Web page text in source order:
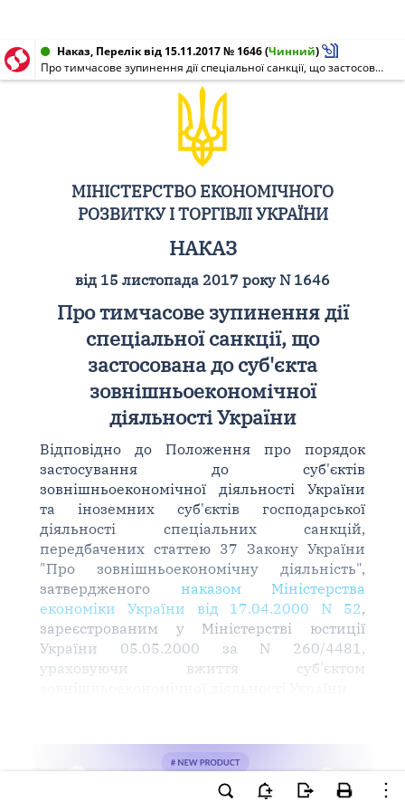
Наказ, Перелік від 15.11.2017 № 1646(Чинний)
Про тимчасове зупинення дії спеціальної санкції, що застосована до суб'єкта зовнішньоекономічної діяльності України
МІНІСТЕРСТВО ЕКОНОМІЧНОГО
РОЗВИТКУ І ТОРГІВЛІ УКРАЇНИ
НАКАЗ
від 15 листопада 2017 року N 1646
Про тимчасове зупинення дії
спеціальної санкції, що
застосована до суб'єкта
зовнішньоекономічної
діяльності України
Відповідно до Положення про порядок
застосування до суб'єктів
зовнішньоекономічної діяльності України
та іноземних суб'єктів господарської
діяльності спеціальних санкцій,
передбачених статтею 37 Закону України
"Про зовнішньоекономічну діяльність",
затвердженого наказом Міністерства
економіки України від 17.04.2000 N 52,
зареєстрованим у Міністерстві юстиції
України 05.05.2000 за N 260/4481,
ураховуючи вжиття суб'єктом